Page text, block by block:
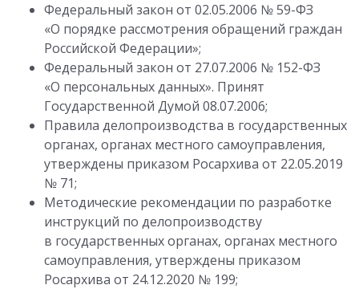
Федеральный закон от 02.05.2006 № 59-ФЗ
«О порядке рассмотрения обращений граждан
Российской Федерации»;
Федеральный закон от 27.07.2006 № 152-ФЗ
«О персональных данных». Принят
Государственной Думой 08.07.2006;
Правила делопроизводства в государственных
органах, органах местного самоуправления,
утверждены приказом Росархива от 22.05.2019
№ 71;
Методические рекомендации по разработке
инструкций по делопроизводству
в государственных органах, органах местного
самоуправления, утверждены приказом
Росархива от 24.12.2020 № 199;